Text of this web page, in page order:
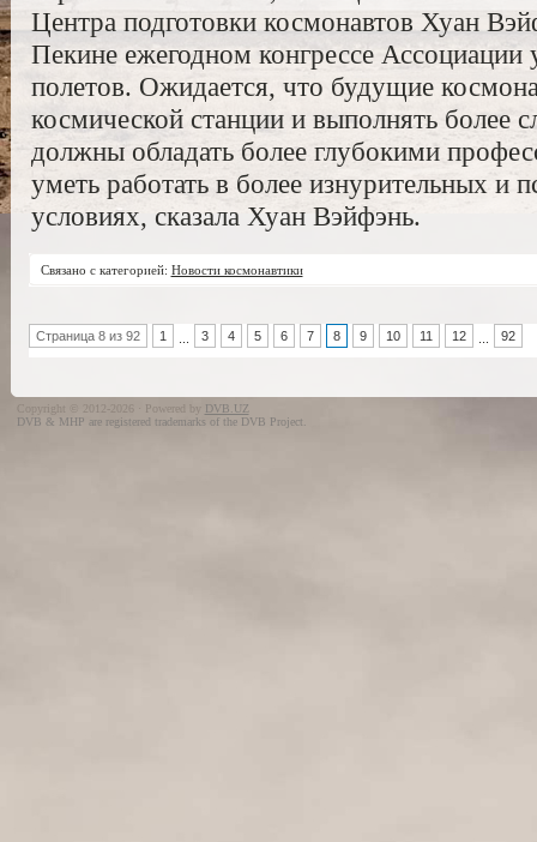
Центра подготовки космонавтов Хуан
Пекине ежегодном конгрессе Ассоциации
полетов. Ожидается, что будущие
космической станции и выполнять более
должны обладать более глубокими
уметь работать в более изнурительных и
условиях, сказала Хуан Вэйфэнь.
Связано с категорией: Новости космонавтики
Страница 8 из 92 1 3 4 5 6 7 8 9 10 11 12 92
Copyright © 2012-2026 · Powered by
DVB.UZ
DVB & MHP are registered trademarks of the DVB Project.